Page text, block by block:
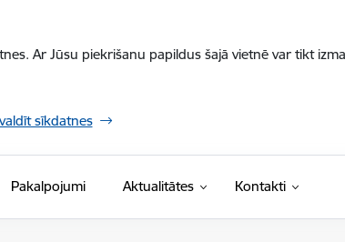
Ar Jūsu piekrišanu papildus šajā vietnē var tikt
sīkdatnes
Pakalpojumi Aktualitātes Kontakti